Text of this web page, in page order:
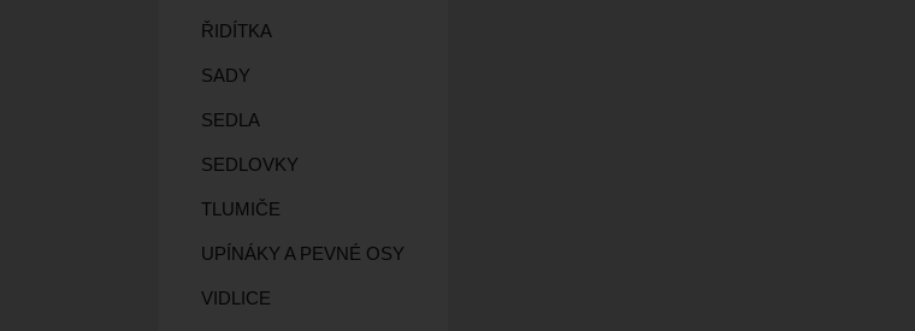
ŘIDÍTKA
SADY
SEDLA
SEDLOVKY
TLUMIČE
UPÍNÁKY A PEVNÉ OSY
VIDLICE